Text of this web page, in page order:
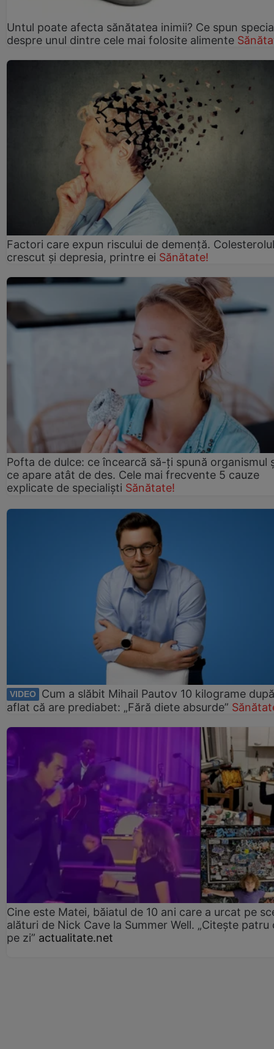
Untul poate afecta sănătatea inimii? Ce spun
despre unul dintre cele mai folosite alimente
Factori care expun riscului de demență. Colesterolul
crescut şi depresia, printre ei Sănătate!
Pofta de dulce: ce încearcă să-ți spună organismul
ce apare atât de des. Cele mai frecvente 5 cauze
explicate de specialiști Sănătate!
VIDEO
Cum a slăbit Mihail Pautov 10 kilograme
aflat că are prediabet: „Fără diete absurde”
Cine este Matei, băiatul de 10 ani care a urcat pe
alături de Nick Cave la Summer Well. „Citește patru
pe zi” actualitate.net